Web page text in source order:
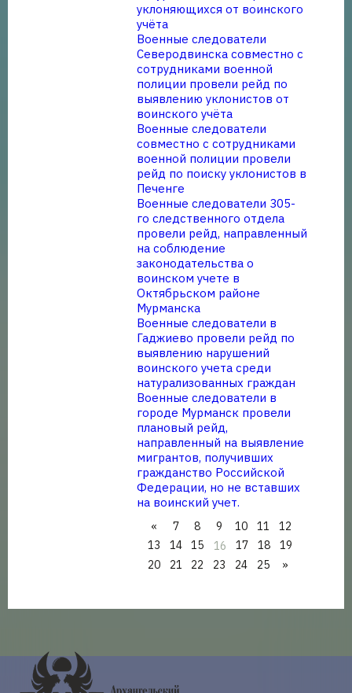
уклоняющихся от воинского
учёта
Военные следователи
Северодвинска совместно с
сотрудниками военной
полиции провели рейд по
выявлению уклонистов от
воинского учёта
Военные следователи
совместно с сотрудниками
военной полиции провели
рейд по поиску уклонистов в
Печенге
Военные следователи 305-
го следственного отдела
провели рейд, направленный
на соблюдение
законодательства о
воинском учете в
Октябрьском районе
Мурманска
Военные следователи в
Гаджиево провели рейд по
выявлению нарушений
воинского учета среди
натурализованных граждан
Военные следователи в
городе Мурманск провели
плановый рейд,
направленный на выявление
мигрантов, получивших
гражданство Российской
Федерации, но не вставших
на воинский учет.
« 7 8 9 10 11
12
13
14 15 16 17 18
19
20
21 22 23 24 25 »